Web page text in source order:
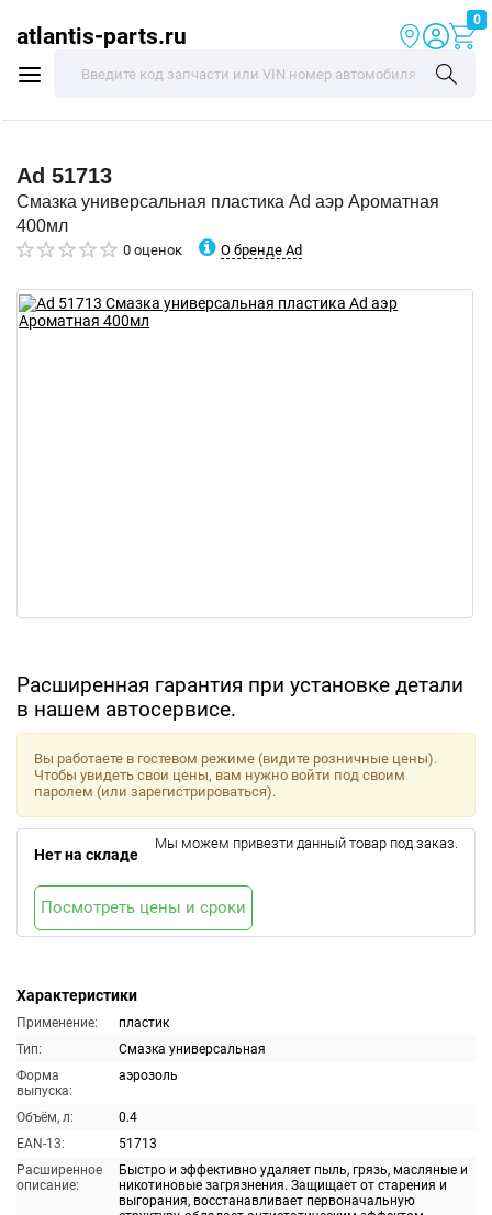
atlantis-parts.ru
0
Ad 51713
Смазка универсальная пластика Ad аэр Ароматная
400мл
0 оценок О бренде Ad
Расширенная гарантия при установке детали
в нашем автосервисе.
Характеристики
Применение:
пластик
Тип:
Смазка универсальная
Форма
выпуска:
аэрозоль
Объём, л:
0.4
EAN-13:
51713
Расширенное
описание:
Быстро и эффективно удаляет пыль, грязь, масляные и
никотиновые загрязнения. Защищает от старения и
выгорания, восстанавливает первоначальную
Вы работаете в гостевом режиме (видите розничные цены).
Чтобы увидеть свои цены, вам нужно войти под своим
паролем (или зарегистрироваться).
Нет на складе
Мы можем привезти данный товар под заказ.
Посмотреть цены и сроки